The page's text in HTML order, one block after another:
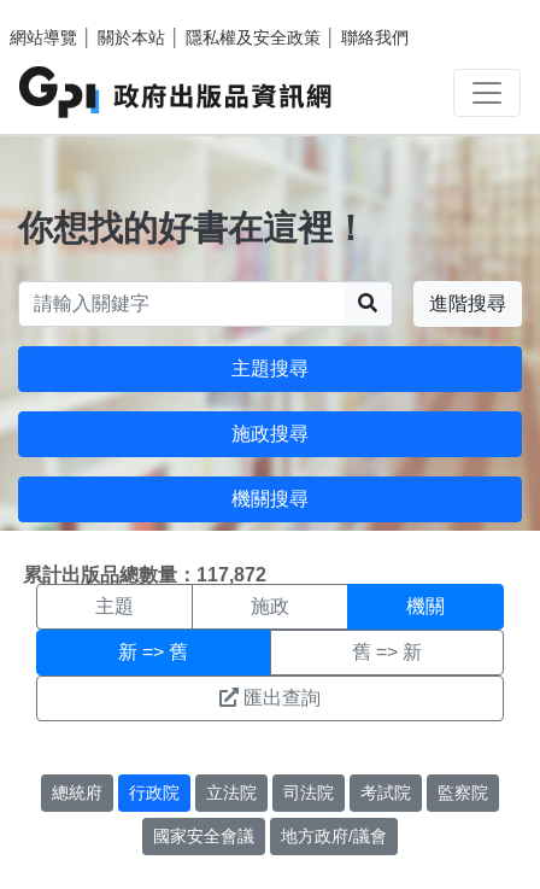
網站導覽
關於本站 隱私權及安全政策 聯絡我們
你想找的好書在這裡！
進階搜尋
主題搜尋
施政搜尋
機關搜尋
累計出版品總數量：117,872
機關搜尋結果頁面
主題 施政 機關
新 => 舊 舊 => 新
匯出查詢
總統府 行政院 立法院 司法院 考試院 監察院
國家安全會議 地方政府/議會